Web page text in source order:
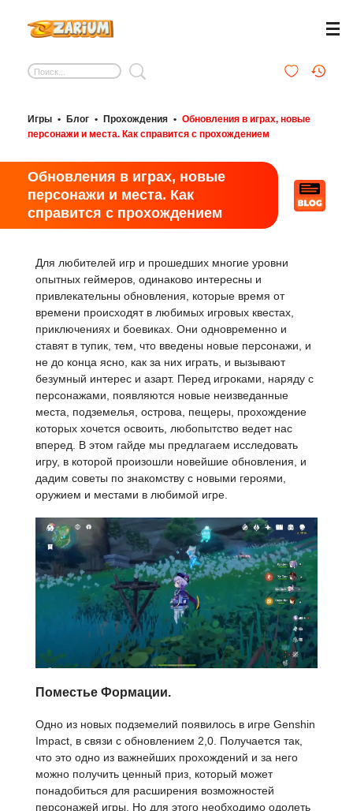
Игры • Блог • Прохождения • Обновления в играх, новые
персонажи и места. Как справится с прохождением
Обновления в играх, новые
персонажи и места. Как
справится с прохождением
Для любителей игр и прошедших многие уровни
опытных геймеров, одинаково интересны и
привлекательны обновления, которые время от
времени происходят в любимых игровых квестах,
приключениях и боевиках. Они одновременно и
ставят в тупик, тем, что введены новые персонажи, и
не до конца ясно, как за них играть, и вызывают
безумный интерес и азарт. Перед игроками, наряду с
персонажами, появляются новые неизведанные
места, подземелья, острова, пещеры, прохождение
которых хочется освоить, любопытство ведет нас
вперед. В этом гайде мы предлагаем исследовать
игру, в которой произошли новейшие обновления, и
дадим советы по знакомству с новыми героями,
оружием и местами в любимой игре.
Поместье Формации.
Одно из новых подземелий появилось в игре Genshin
Impact, в связи с обновлением 2,0. Получается так,
что это одно из важнейших прохождений и за него
можно получить ценный приз, который может
понадобиться для расширения возможностей
персонажей игры. Но для этого необходимо одолеть